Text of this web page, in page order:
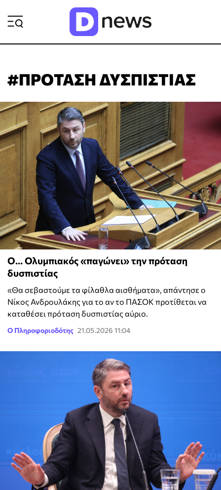
#ΠΡΟΤΑΣΗ ΔΥΣΠΙΣΤΙΑΣ
Ο… Ολυμπιακός «παγώνει» την πρόταση
δυσπιστίας
«Θα σεβαστούμε τα φίλαθλα αισθήματα», απάντησε ο
Νίκος Ανδρουλάκης για το αν το ΠΑΣΟΚ προτίθεται να
καταθέσει πρόταση δυσπιστίας αύριο.
Ο Πληροφοριοδότης 21.05.2026 11:04